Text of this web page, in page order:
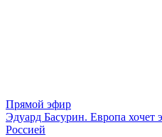
Прямой эфир
Эдуард Басурин. Европа хочет
Россией